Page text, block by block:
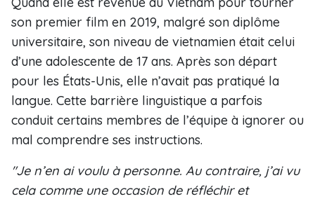
son premier film en 2019, malgré son diplôme
universitaire, son niveau de vietnamien était celui
d’une adolescente de 17 ans. Après son départ
pour les États-Unis, elle n’avait pas pratiqué la
langue. Cette barrière linguistique a parfois
conduit certains membres de l’équipe à ignorer ou
mal comprendre ses instructions.
"Je n’en ai voulu à personne. Au contraire, j’ai vu
cela comme une occasion de réfléchir et